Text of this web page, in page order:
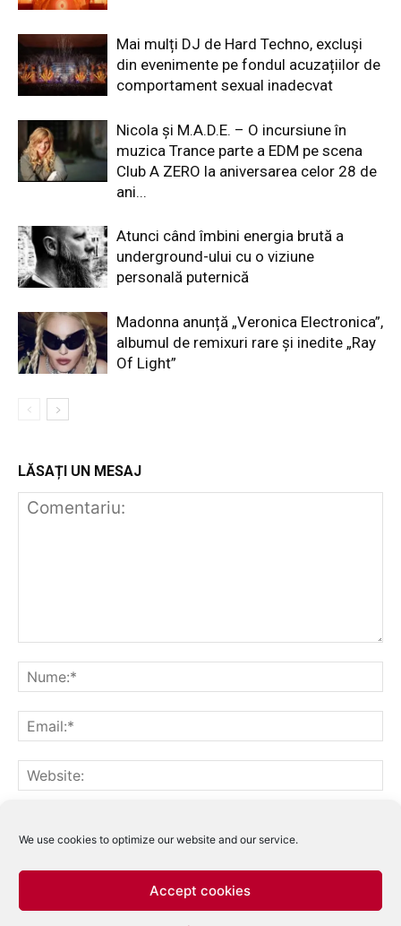
We use cookies to optimize our website and our service.
Accept cookies
Mai mulți DJ de Hard Techno, excluși
din evenimente pe fondul acuzațiilor de
comportament sexual inadecvat
Nicola și M.A.D.E. – O incursiune în
muzica Trance parte a EDM pe scena
Club A ZERO la aniversarea celor 28 de
ani...
Atunci când îmbini energia brută a
underground-ului cu o viziune
personală puternică
Madonna anunță „Veronica Electronica”,
albumul de remixuri rare și inedite „Ray
Of Light”
LĂSAȚI UN MESAJ
Notifică-mă prin email când sunt publicate articole noi.